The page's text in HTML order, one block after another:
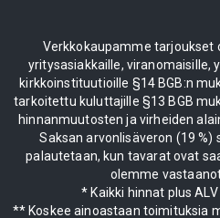
Verkkokaupamme tarjoukset
yritysasiakkaille, viranomaisille,
kirkkoinstituutioille §14 BGB:n
tarkoitettu kuluttajille §13 BGB
hinnanmuutosten ja virheiden
Saksan arvonlisäveron (19 %)
palautetaan, kun tavarat ovat
olemme
* Kaikki hinnat plus
** Koskee ainoastaan toimituksia